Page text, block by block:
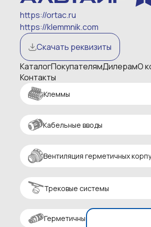
https://ortac.ru
https://klemmnik.com
Скачать реквизиты
КаталогПокупателямДилерамО
Контакты
Клеммы
Кабельные вводы
Вентиляция герметичных
Трековые системы
Герметичные разъемы